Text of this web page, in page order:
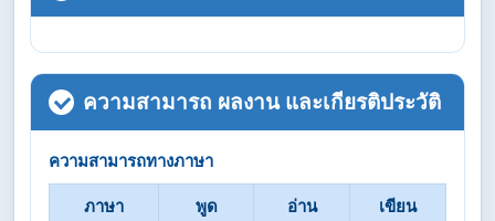
ความสามารถ ผลงาน และเกียรติประวัติ
ความสามารถทางภาษา
ภาษา พูด อ่าน เขียน